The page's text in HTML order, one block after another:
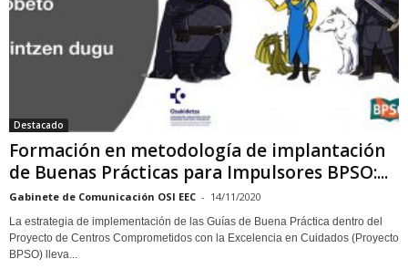
Destacado
Formación en metodología de implantación
de Buenas Prácticas para Impulsores BPSO:...
Gabinete de Comunicación OSI EEC - 14/11/2020
La estrategia de implementación de las Guías de Buena Práctica dentro del
Proyecto de Centros Comprometidos con la Excelencia en Cuidados (Proyecto
BPSO) lleva...